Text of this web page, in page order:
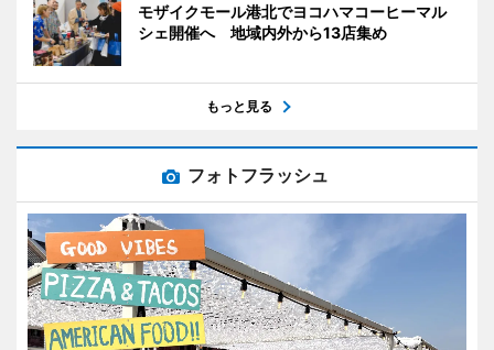
モザイクモール港北でヨコハマコーヒーマル
シェ開催へ 地域内外から13店集め
もっと見る
フォトフラッシュ